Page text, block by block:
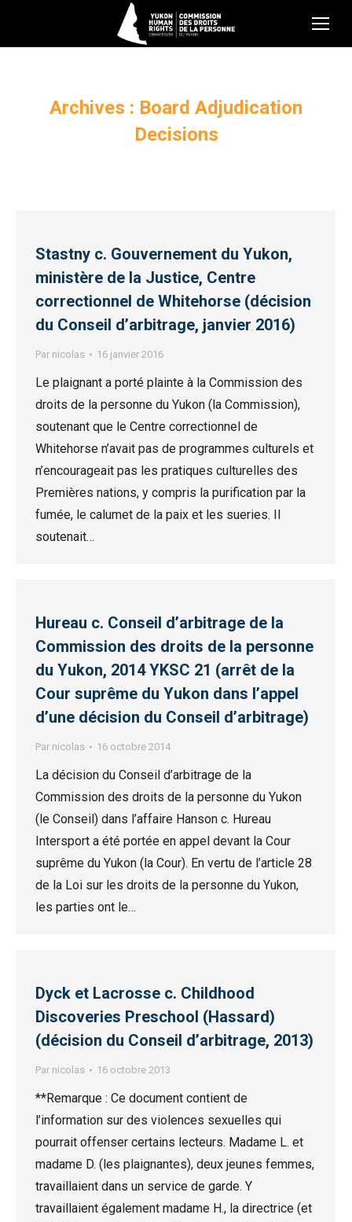
Archives : Board Adjudication
Decisions
Stastny c. Gouvernement du Yukon,
ministère de la Justice, Centre
correctionnel de Whitehorse (décision
du Conseil d’arbitrage, janvier 2016)
Par nicolas 16 janvier 2016
Le plaignant a porté plainte à la Commission des
droits de la personne du Yukon (la Commission),
soutenant que le Centre correctionnel de
Whitehorse n’avait pas de programmes culturels et
n’encourageait pas les pratiques culturelles des
Premières nations, y compris la purification par la
fumée, le calumet de la paix et les sueries. Il
soutenait…
Hureau c. Conseil d’arbitrage de la
Commission des droits de la personne
du Yukon, 2014 YKSC 21 (arrêt de la
Cour suprême du Yukon dans l’appel
d’une décision du Conseil d’arbitrage)
Par nicolas 16 octobre 2014
La décision du Conseil d’arbitrage de la
Commission des droits de la personne du Yukon
(le Conseil) dans l’affaire Hanson c. Hureau
Intersport a été portée en appel devant la Cour
suprême du Yukon (la Cour). En vertu de l’article 28
de la Loi sur les droits de la personne du Yukon,
les parties ont le…
Dyck et Lacrosse c. Childhood
Discoveries Preschool (Hassard)
(décision du Conseil d’arbitrage, 2013)
Par nicolas 16 octobre 2013
**Remarque : Ce document contient de
l’information sur des violences sexuelles qui
pourrait offenser certains lecteurs. Madame L. et
madame D. (les plaignantes), deux jeunes femmes,
travaillaient dans un service de garde. Y
travaillaient également madame H., la directrice (et